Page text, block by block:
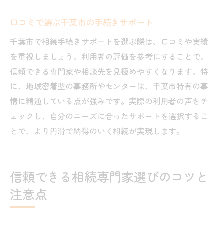
口コミで選ぶ千葉市の手続きサポート
千葉市で相続手続きサポートを選ぶ際は、口コミや実績
を重視しましょう。利用者の評価を参考にすることで、
信頼できる専門家や相談先を見極めやすくなります。特
に、地域密着型の事務所やセンターは、千葉市特有の事
情に精通している点が強みです。実際の利用者の声をチ
ェックし、自分のニーズに合ったサポートを選択するこ
とで、より円滑で納得のいく相続が実現します。
信頼できる相続専門家選びのコツと
注意点